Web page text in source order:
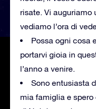
risate. Vi auguriamo
vediamo l’ora di
Possa ogni cosa
portarvi gioia in
l’anno a venire.
Sono entusiasta
mia famiglia e